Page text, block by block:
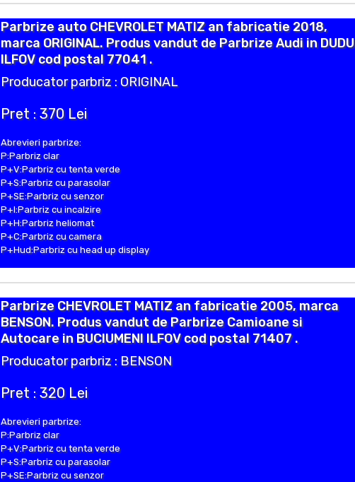
Parbrize auto CHEVROLET MATIZ an fabricatie 2018,
marca ORIGINAL. Produs vandut de Parbrize Audi in DUDU
ILFOV cod postal 77041 .
Producator parbriz : ORIGINAL
Pret : 370 Lei
Abrevieri parbrize:
P:Parbriz clar
P+V:Parbriz cu tenta verde
P+S:Parbriz cu parasolar
P+SE:Parbriz cu senzor
P+I:Parbriz cu incalzire
P+H:Parbriz heliomat
P+C:Parbriz cu camera
P+Hud:Parbriz cu head up display
Parbrize CHEVROLET MATIZ an fabricatie 2005, marca
BENSON. Produs vandut de Parbrize Camioane si
Autocare in BUCIUMENI ILFOV cod postal 71407 .
Producator parbriz : BENSON
Pret : 320 Lei
Abrevieri parbrize:
P:Parbriz clar
P+V:Parbriz cu tenta verde
P+S:Parbriz cu parasolar
P+SE:Parbriz cu senzor